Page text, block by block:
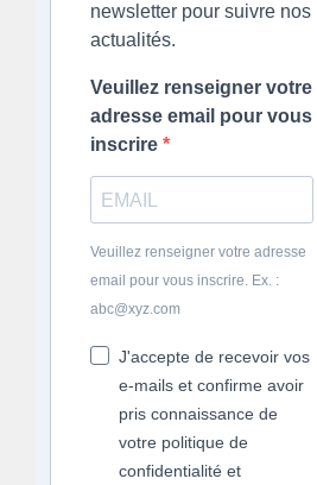
newsletter pour suivre nos
actualités.
Veuillez renseigner votre
adresse email pour vous
inscrire
Veuillez renseigner votre adresse
email pour vous inscrire. Ex. :
abc@xyz.com
J'accepte de recevoir vos
e-mails et confirme avoir
pris connaissance de
votre politique de
confidentialité et